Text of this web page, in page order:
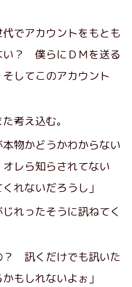
代でアカウントをもとも
い？ 僕らにＤＭを送る
してこのアカウント
考え込む。
本物かどうかわからない
レら知らされてない
れないだろうし」
れったそうに訊ねてく
？ 訊くだけでも訊いた
もしれないよぉ」